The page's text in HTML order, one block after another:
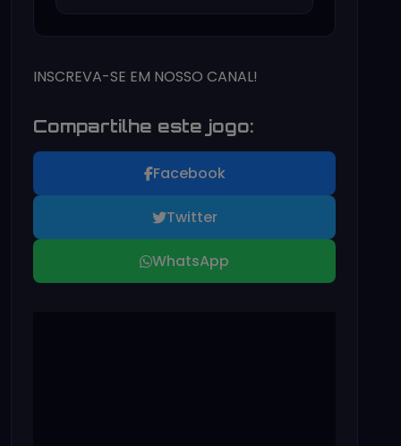
INSCREVA-SE EM NOSSO CANAL!
Compartilhe este jogo:
Facebook
Twitter
WhatsApp